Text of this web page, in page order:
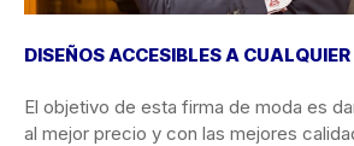
DISEÑOS ACCESIBLES A
El objetivo de esta firma de moda es
al mejor precio y con las mejores